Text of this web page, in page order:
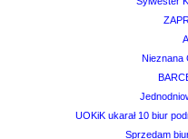
Nieznana
UOKiK ukarał 10 biur
Sprzedam